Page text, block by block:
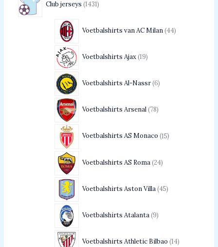
Club jerseys 1431
Voetbalshirts van AC Milan 44
Voetbalshirts Ajax 19
Voetbalshirts Al-Nassr 6
Voetbalshirts Arsenal 78
Voetbalshirts AS Monaco 15
Voetbalshirts AS Roma 24
Voetbalshirts Aston Villa 45
Voetbalshirts Atalanta 9
Voetbalshirts Athletic Bilbao 14